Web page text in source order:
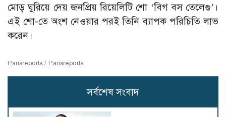
মোড় ঘুরিয়ে দেয় জনপ্রিয় রিয়েলিটি শো ‘বিগ বস তেলেগু’।
এই শো-তে অংশ নেওয়ার পরই তিনি ব্যাপক পরিচিতি লাভ
করেন।
Parisreports / Parisreports
সর্বশেষ সংবাদ